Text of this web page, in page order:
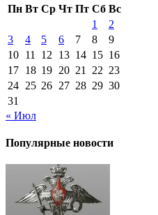
Пн Вт Ср Чт Пт Сб Вс
1
2
3
4 5 6 7 8
9
10 11 12 13 14 15 16
17 18 19 20 21 22 23
24 25 26 27 28 29 30
31
« Июл
Популярные новости